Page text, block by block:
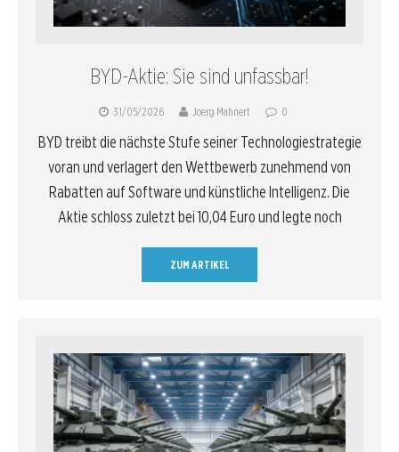
BYD-Aktie: Sie sind unfassbar!
31/05/2026 Joerg Mahnert 0
BYD treibt die nächste Stufe seiner Technologiestrategie
voran und verlagert den Wettbewerb zunehmend von
Rabatten auf Software und künstliche Intelligenz. Die
Aktie schloss zuletzt bei 10,04 Euro und legte noch
ZUM ARTIKEL